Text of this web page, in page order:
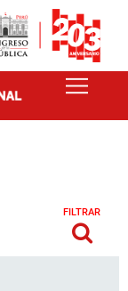
FILTRAR